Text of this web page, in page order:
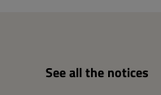
See all the notices